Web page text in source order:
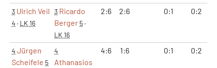
3 Ulrich Veil
4 · LK 16
3 Ricardo
Berger 5·
LK 16
2:6 2:6 0:1 0:2
4 Jürgen
Scheifele 5
4
Athanasios
4:6 1:6 0:1 0:2